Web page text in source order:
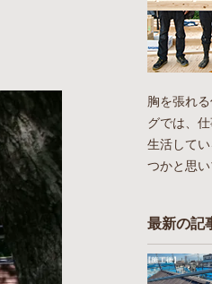
胸を張れ
グでは、
生活して
つかと思い
最新の記